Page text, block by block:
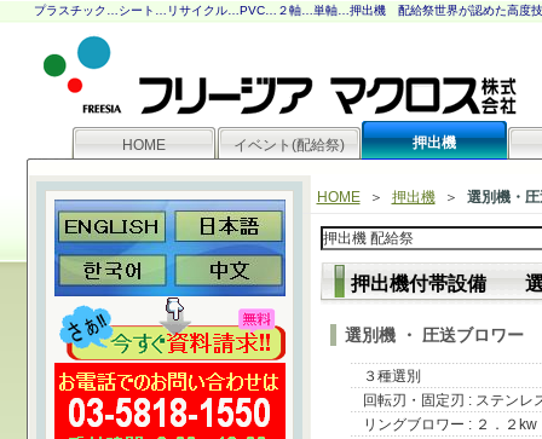
プラスチック…シート…リサイクル…PVC…２軸…単軸…押出機 配給祭世界が認めた高度
HOME イベント(配給祭) 押出機
HOME ＞ 押出機 ＞ 選別機・
押出機付帯設備 選
選別機 ・ 圧送ブロワー
３種選別
回転刃・固定刃 : ステンレ
リングブロワー : ２．２kw